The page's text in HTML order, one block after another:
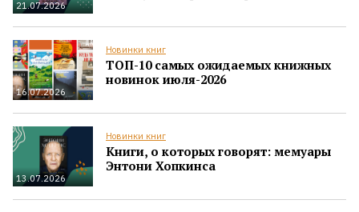
21.07.2026
16.07.2026
Новинки книг
ТОП-10 самых ожидаемых книжных
новинок июля-2026
13.07.2026
Новинки книг
Книги, о которых говорят: мемуары
Энтони Хопкинса